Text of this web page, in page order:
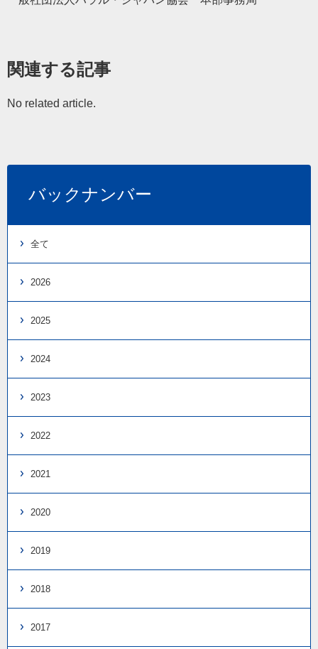
関連する記事
No related article.
バックナンバー
全て
2026
2025
2024
2023
2022
2021
2020
2019
2018
2017